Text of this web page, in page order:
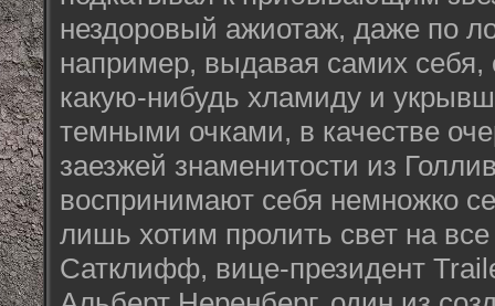
нездоровый ажиотаж, даже по
например, выдавая самих
какую-нибудь хламиду и
темными очками, в качестве
заезжей знаменитости из
воспринимают себя немножко
лишь хотим пролить свет на все
Сатклифф, вице-президент